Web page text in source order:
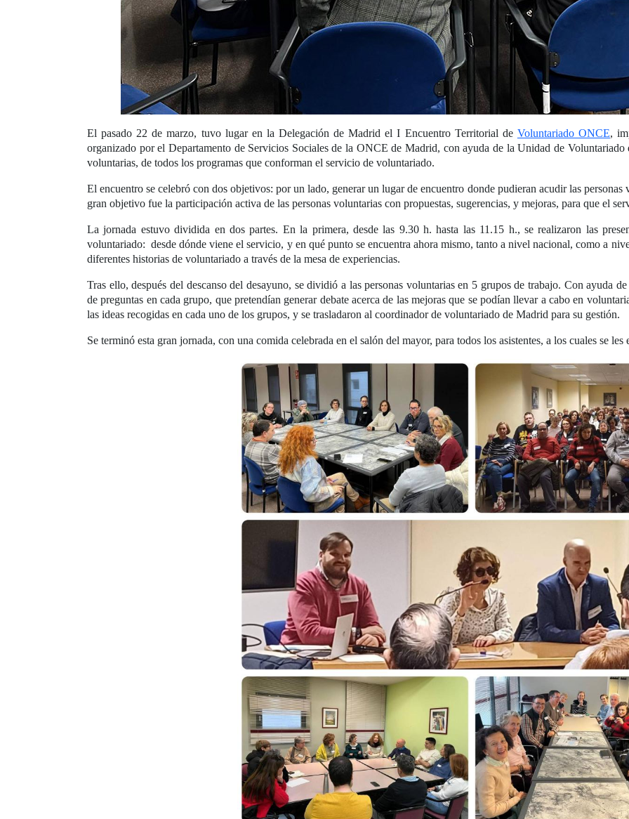
El pasado 22 de marzo, tuvo lugar en la Delegación de Madrid el I Encuentro Territorial de Voluntariado ONCE,
organizado por el Departamento de Servicios Sociales de la ONCE de Madrid, con ayuda de la Unidad de
voluntarias, de todos los programas que conforman el servicio de voluntariado.
El encuentro se celebró con dos objetivos: por un lado, generar un lugar de encuentro donde pudieran acudir las
gran objetivo fue la participación activa de las personas voluntarias con propuestas, sugerencias, y mejoras, para que el
La jornada estuvo dividida en dos partes. En la primera, desde las 9.30 h. hasta las 11.15 h., se realizaron las
voluntariado: desde dónde viene el servicio, y en qué punto se encuentra ahora mismo, tanto a nivel nacional, como a
diferentes historias de voluntariado a través de la mesa de experiencias.
Tras ello, después del descanso del desayuno, se dividió a las personas voluntarias en 5 grupos de trabajo. Con ayuda
de preguntas en cada grupo, que pretendían generar debate acerca de las mejoras que se podían llevar a cabo en
las ideas recogidas en cada uno de los grupos, y se trasladaron al coordinador de voluntariado de Madrid para su gestión.
Se terminó esta gran jornada, con una comida celebrada en el salón del mayor, para todos los asistentes, a los cuales se